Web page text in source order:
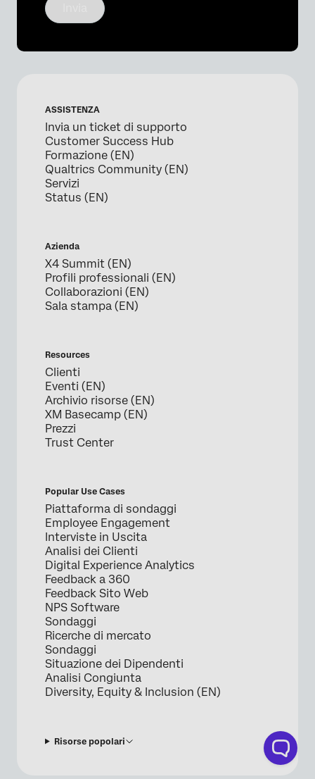
ASSISTENZA
Invia un ticket di supporto
Customer Success Hub
Formazione (EN)
Qualtrics Community (EN)
Servizi
Status (EN)
Azienda
X4 Summit (EN)
Profili professionali (EN)
Collaborazioni (EN)
Sala stampa (EN)
Resources
Clienti
Eventi (EN)
Archivio risorse (EN)
XM Basecamp (EN)
Prezzi
Trust Center
Popular Use Cases
Piattaforma di sondaggi
Employee Engagement
Interviste in Uscita
Analisi dei Clienti
Digital Experience Analytics
Feedback a 360
Feedback Sito Web
NPS Software
Sondaggi
Ricerche di mercato
Sondaggi
Situazione dei Dipendenti
Analisi Congiunta
Diversity, Equity & Inclusion (EN)
Risorse popolari